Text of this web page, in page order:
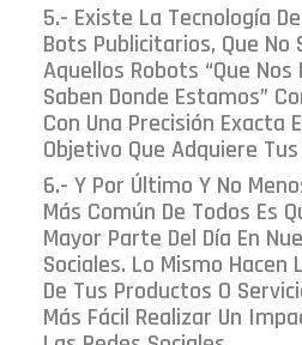
5.- Existe La Tecnología
Bots Publicitarios, Que No
Aquellos Robots “que Nos
Saben Donde Estamos”
Con Una Precisión Exacta
Objetivo Que Adquiere
6.- Y Por Último Y No
Más Común De Todos Es
Mayor Parte Del Día En
Sociales. Lo Mismo Hacen
De Tus Productos O
Más Fácil Realizar Un